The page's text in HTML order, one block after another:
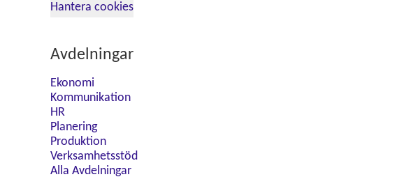
Hantera cookies
Avdelningar
Ekonomi
Kommunikation
HR
Planering
Produktion
Verksamhetsstöd
Alla Avdelningar